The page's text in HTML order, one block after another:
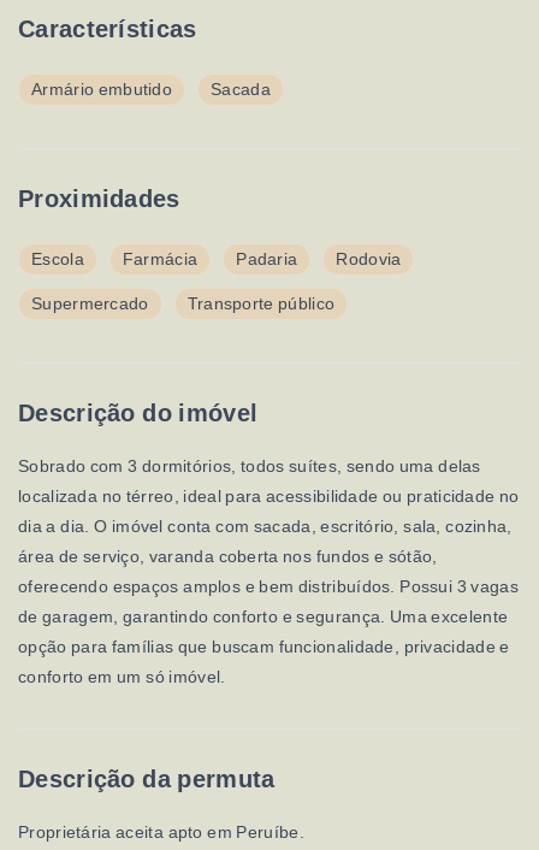
Características
Armário embutido Sacada
Proximidades
Escola Farmácia Padaria Rodovia
Supermercado Transporte público
Descrição do imóvel
Sobrado com 3 dormitórios, todos suítes, sendo uma delas
localizada no térreo, ideal para acessibilidade ou praticidade no
dia a dia. O imóvel conta com sacada, escritório, sala, cozinha,
área de serviço, varanda coberta nos fundos e sótão,
oferecendo espaços amplos e bem distribuídos. Possui 3 vagas
de garagem, garantindo conforto e segurança. Uma excelente
opção para famílias que buscam funcionalidade, privacidade e
conforto em um só imóvel.
Descrição da permuta
Proprietária aceita apto em Peruíbe.